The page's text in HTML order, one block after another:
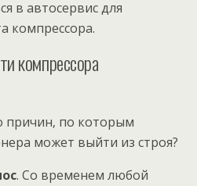
в автосервис для
компрессора.
компрессора
причин‚ по которым
может выйти из строя?
. Со временем любой